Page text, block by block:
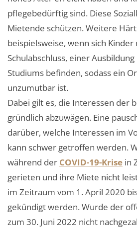
pflegebedürftig sind. Diese
Mietende schützen. Weitere
beispielsweise, wenn sich
Schulabschluss, einer
Studiums befinden, sodass ein
unzumutbar ist.
Dabei gilt es, die Interessen der
gründlich abzuwägen. Eine
darüber, welche Interessen im
kann schwer getroffen werden.
während der COVID-19-Krise in
gerieten und ihre Miete nicht
im Zeitraum vom 1. April 2020
gekündigt werden. Wurde der
zum 30. Juni 2022 nicht